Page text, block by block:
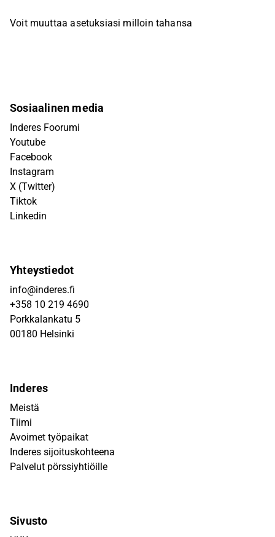
Voit muuttaa asetuksiasi milloin tahansa
Sosiaalinen media
Inderes Foorumi
Youtube
Facebook
Instagram
X (Twitter)
Tiktok
Linkedin
Yhteystiedot
info@inderes.fi
+358 10 219 4690
Porkkalankatu 5
00180 Helsinki
Inderes
Meistä
Tiimi
Avoimet työpaikat
Inderes sijoituskohteena
Palvelut pörssiyhtiöille
Sivusto